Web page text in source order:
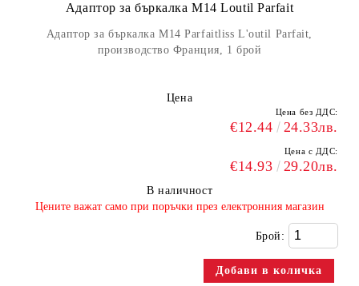
Адаптор за бъркалка М14 Loutil Parfait
Адаптор за бъркалка М14 Parfaitliss L'outil Parfait,
производство Франция, 1 брой
Цена
Цена без ДДС:
€12.44 24.33лв.
Цена с ДДС:
€14.93 29.20лв.
В наличност
​Цените важат само при поръчки през електронния магазин
Брой: